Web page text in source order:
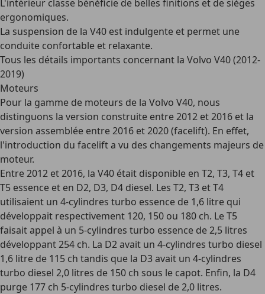
L'intérieur classe bénéficie de belles finitions et de sièges
ergonomiques.
La suspension de la V40 est indulgente et permet une
conduite confortable et relaxante.
Tous les détails importants concernant la Volvo V40 (2012-
2019)
Moteurs
Pour la gamme de moteurs de la Volvo V40, nous
distinguons la version construite entre 2012 et 2016 et la
version assemblée entre 2016 et 2020 (facelift). En effet,
l'introduction du facelift a vu des changements majeurs de
moteur.
Entre 2012 et 2016, la V40 était disponible en T2, T3, T4 et
T5 essence et en D2, D3, D4 diesel. Les T2, T3 et T4
utilisaient un 4-cylindres turbo essence de 1,6 litre qui
développait respectivement 120, 150 ou 180 ch. Le T5
faisait appel à un 5-cylindres turbo essence de 2,5 litres
développant 254 ch. La D2 avait un 4-cylindres turbo diesel
1,6 litre de 115 ch tandis que la D3 avait un 4-cylindres
turbo diesel 2,0 litres de 150 ch sous le capot. Enfin, la D4
purge 177 ch 5-cylindres turbo diesel de 2,0 litres.